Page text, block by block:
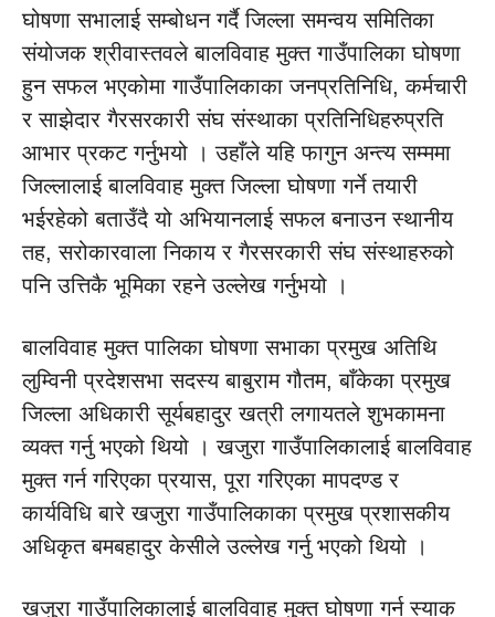
घोषणा सभालाई सम्बोधन गर्दै जिल्ला समन्वय समितिका
संयोजक श्रीवास्तवले बालविवाह मुक्त गाउँपालिका घोषणा
हुन सफल भएकोमा गाउँपालिकाका जनप्रतिनिधि, कर्मचारी
र साझेदार गैरसरकारी संघ संस्थाका प्रतिनिधिहरुप्रति
आभार प्रकट गर्नुभयो । उहाँले यहि फागुन अन्त्य सम्ममा
जिल्लालाई बालविवाह मुक्त जिल्ला घोषणा गर्ने तयारी
भईरहेको बताउँदै यो अभियानलाई सफल बनाउन स्थानीय
तह, सरोकारवाला निकाय र गैरसरकारी संघ संस्थाहरुको
पनि उत्तिकै भूमिका रहने उल्लेख गर्नुभयो ।
बालविवाह मुक्त पालिका घोषणा सभाका प्रमुख अतिथि
लुम्विनी प्रदेशसभा सदस्य बाबुराम गौतम, बाँकेका प्रमुख
जिल्ला अधिकारी सूर्यबहादुर खत्री लगायतले शुभकामना
व्यक्त गर्नु भएको थियो । खजुरा गाउँपालिकालाई बालविवाह
मुक्त गर्न गरिएका प्रयास, पूरा गरिएका मापदण्ड र
कार्यविधि बारे खजुरा गाउँपालिकाका प्रमुख प्रशासकीय
अधिकृत बमबहादुर केसीले उल्लेख गर्नु भएको थियो ।
खजुरा गाउँपालिकालाई बालविवाह मुक्त घोषणा गर्न स्याक